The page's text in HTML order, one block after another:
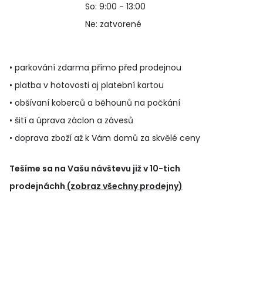
So: 9:00 - 13:00
Ne: zatvorené
• parkování zdarma přímo před prodejnou
• platba v hotovosti aj platební kartou
• obšívaní koberců a běhounů na počkání
• šití a úprava záclon a závesů
• doprava zboží až k Vám domů za skvělé ceny
Tešíme sa na Vašu návštevu již v 10-tich
prodejnáchh (zobraz všechny prodejny)